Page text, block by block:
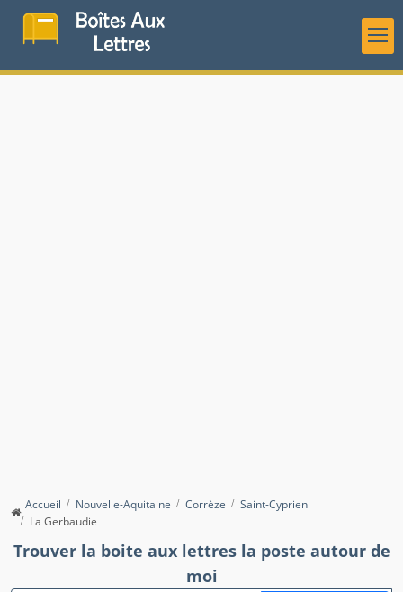
Accueil Nouvelle-Aquitaine Corrèze
Saint-Cyprien
La Gerbaudie
Trouver la boite aux lettres la poste autour de
moi